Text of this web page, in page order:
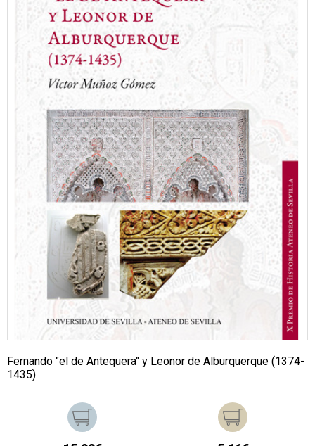
Fernando "el de Antequera" y Leonor de Alburquerque (1374-
1435)